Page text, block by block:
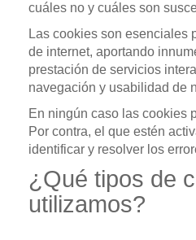
cuáles no y cuáles son
Las cookies son esenciales
de internet, aportando
prestación de servicios
navegación y usabilidad de
En ningún caso las cookies
Por contra, el que estén
identificar y resolver los
¿Qué tipos de
utilizamos?